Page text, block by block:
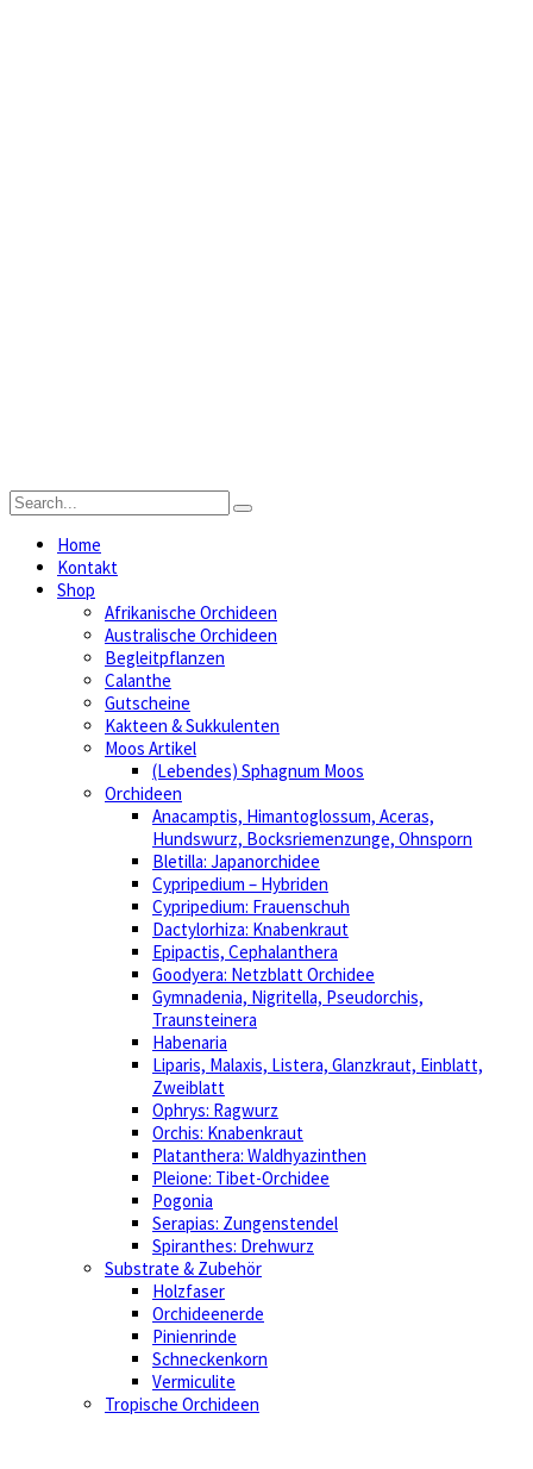
Home
Kontakt
Shop
Afrikanische Orchideen
Australische Orchideen
Begleitpflanzen
Calanthe
Gutscheine
Kakteen & Sukkulenten
Moos Artikel
(Lebendes) Sphagnum Moos
Orchideen
Anacamptis, Himantoglossum, Aceras,
Hundswurz, Bocksriemenzunge, Ohnsporn
Bletilla: Japanorchidee
Cypripedium – Hybriden
Cypripedium: Frauenschuh
Dactylorhiza: Knabenkraut
Epipactis, Cephalanthera
Goodyera: Netzblatt Orchidee
Gymnadenia, Nigritella, Pseudorchis,
Traunsteinera
Habenaria
Liparis, Malaxis, Listera, Glanzkraut, Einblatt,
Zweiblatt
Ophrys: Ragwurz
Orchis: Knabenkraut
Platanthera: Waldhyazinthen
Pleione: Tibet-Orchidee
Pogonia
Serapias: Zungenstendel
Spiranthes: Drehwurz
Substrate & Zubehör
Holzfaser
Orchideenerde
Pinienrinde
Schneckenkorn
Vermiculite
Tropische Orchideen